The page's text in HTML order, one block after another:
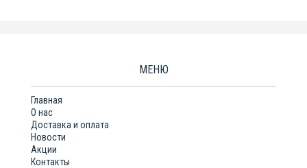
МЕНЮ
Главная
О нас
Доставка и оплата
Новости
Акции
Контакты